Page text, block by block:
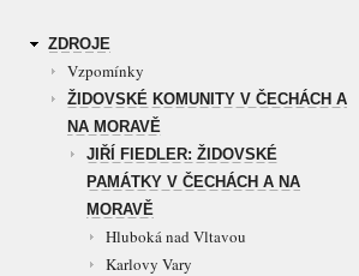
ZDROJE
Vzpomínky
ŽIDOVSKÉ KOMUNITY V ČECHÁCH A
NA MORAVĚ
JIŘÍ FIEDLER: ŽIDOVSKÉ
PAMÁTKY V ČECHÁCH A NA
MORAVĚ
Hluboká nad Vltavou
Karlovy Vary